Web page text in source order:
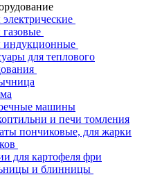
для теплового
машины
и печи томления
пончиковые, для жарки
для картофеля фри
и блинницы